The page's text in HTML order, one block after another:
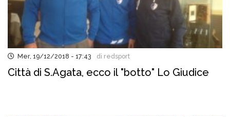
Mer, 19/12/2018 - 17:43 di redsport
Città di S.Agata, ecco il "botto" Lo Giudice